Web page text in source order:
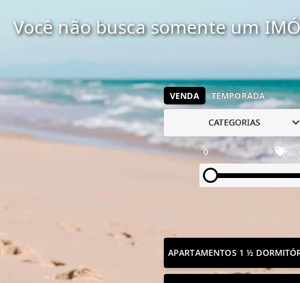
Você não busca somente um
VENDA TEMPORADA
CATEGORIAS
0
APARTAMENTOS 1 ½